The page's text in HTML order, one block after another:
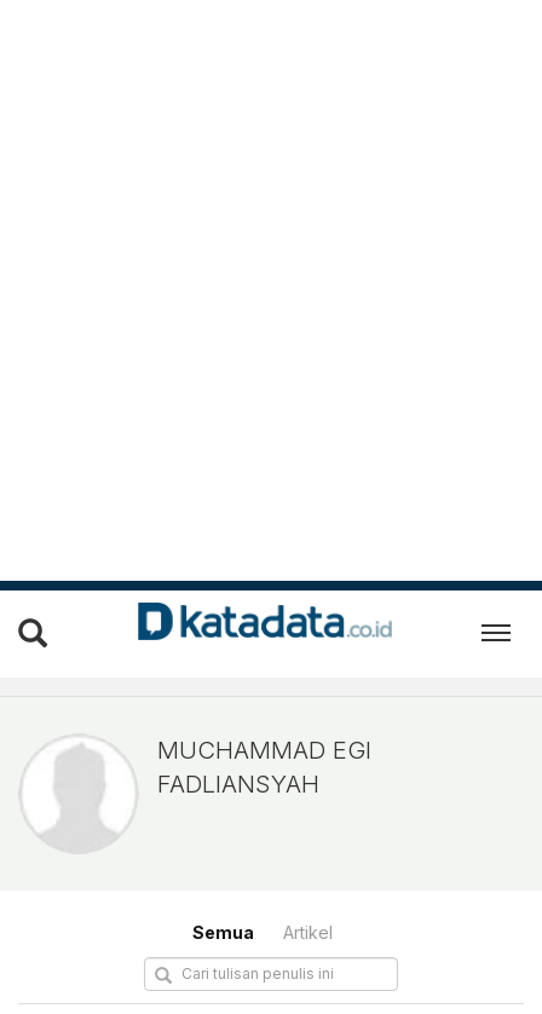
Muchammad Egi
MUCHAMMAD EGI
FADLIANSYAH
Semua Artikel